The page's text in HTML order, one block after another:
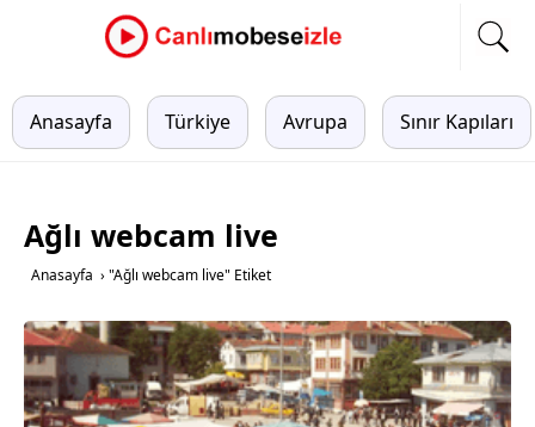
Anasayfa Türkiye Avrupa Sınır Kapıları
Ağlı webcam live
Anasayfa › "Ağlı webcam live" Etiket